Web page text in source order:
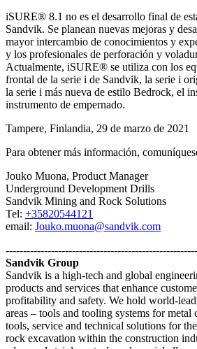
iSURE® 8.1 no es el desarrollo final de
Sandvik. Se planean nuevas mejoras y
mayor intercambio de conocimientos y
y los profesionales de perforación y
Actualmente, iSURE® se utiliza con los
frontal de la serie i de Sandvik, la serie i
la serie i más nueva de estilo Bedrock, el
instrumento de empernado.
Tampere, Finlandia, 29 de marzo de 2021
Para obtener más información,
Jouko Muona, Product Manager
Underground Development Drills
Sandvik Mining and Rock Solutions
Tel: +35820544121
email: Jouko.muona@sandvik.com
Sandvik Group
Sandvik is a high-tech and global
products and services that enhance
profitability and safety. We hold world-
areas – tools and tooling systems for metal
tools, service and technical solutions for
rock excavation within the construction